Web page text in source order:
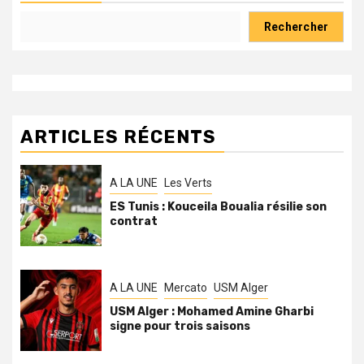
Rechercher
ARTICLES RÉCENTS
A LA UNE Les Verts
ES Tunis : Kouceila Boualia résilie son
contrat
A LA UNE Mercato USM Alger
USM Alger : Mohamed Amine Gharbi
signe pour trois saisons